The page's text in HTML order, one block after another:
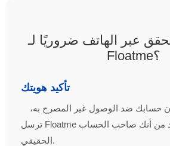
عبر الهاتف ضروريًا لـ
Floatme؟
تأكيد هويتك
حسابك ضد الوصول غير المصرح به،
ترسل Floatme رمز تحقق للتأكد من أنك صاحب الحساب
الحقيقي.